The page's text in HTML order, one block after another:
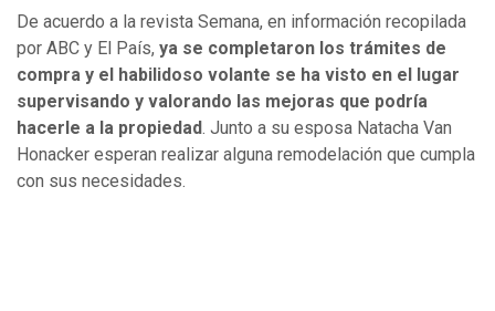
De acuerdo a la revista Semana, en información recopilada
por ABC y El País, ya se completaron los trámites de
compra y el habilidoso volante se ha visto en el lugar
supervisando y valorando las mejoras que podría
hacerle a la propiedad. Junto a su esposa Natacha Van
Honacker esperan realizar alguna remodelación que cumpla
con sus necesidades.